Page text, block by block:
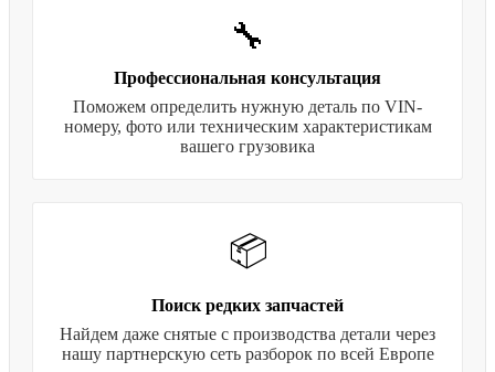
🔧
Профессиональная консультация
Поможем определить нужную деталь по VIN-
номеру, фото или техническим характеристикам
вашего грузовика
📦
Поиск редких запчастей
Найдем даже снятые с производства детали через
нашу партнерскую сеть разборок по всей Европе